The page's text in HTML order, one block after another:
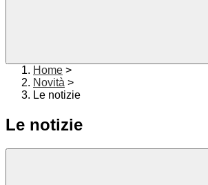
Home >
Novità >
Le notizie
Le notizie